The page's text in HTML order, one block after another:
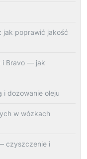
jak poprawić jakość
i Bravo — jak
i dozowanie oleju
w wózkach
czyszczenie i